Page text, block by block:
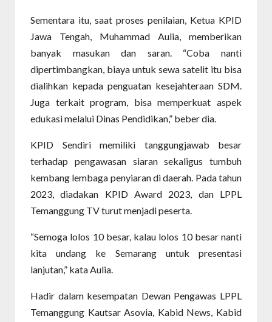
Sementara itu, saat proses penilaian, Ketua KPID
Jawa Tengah, Muhammad Aulia, memberikan
banyak masukan dan saran. “Coba nanti
dipertimbangkan, biaya untuk sewa satelit itu bisa
dialihkan kepada penguatan kesejahteraan SDM.
Juga terkait program, bisa memperkuat aspek
edukasi melalui Dinas Pendidikan,” beber dia.
KPID Sendiri memiliki tanggungjawab besar
terhadap pengawasan siaran sekaligus tumbuh
kembang lembaga penyiaran di daerah. Pada tahun
2023, diadakan KPID Award 2023, dan LPPL
Temanggung TV turut menjadi peserta.
“Semoga lolos 10 besar, kalau lolos 10 besar nanti
kita undang ke Semarang untuk presentasi
lanjutan,” kata Aulia.
Hadir dalam kesempatan Dewan Pengawas LPPL
Temanggung Kautsar Asovia, Kabid News, Kabid